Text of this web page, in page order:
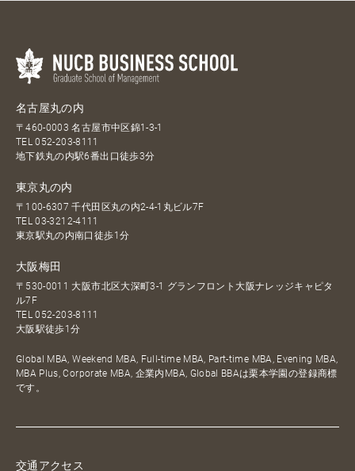
名古屋丸の内
〒460-0003 名古屋市中区錦1-3-1
TEL052-203-8111
地下鉄丸の内駅6番出口徒歩3分
東京丸の内
〒100-6307 千代田区丸の内2-4-1丸ビル7F
TEL03-3212-4111
東京駅丸の内南口徒歩1分
大阪梅田
〒530-0011 大阪市北区大深町3-1 グランフロント大阪ナレッジキャピタ
ル7F
TEL052-203-8111
大阪駅徒歩1分
Global MBA, Weekend MBA, Full-time MBA, Part-time MBA, Evening MBA,
MBA Plus, Corporate MBA, 企業内MBA, Global BBAは栗本学園の登録商標
です。
交通アクセス